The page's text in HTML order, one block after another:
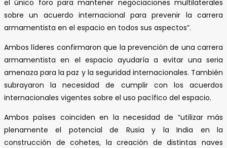
el único foro para mantener negociaciones multilaterales
sobre un acuerdo internacional para prevenir la carrera
armamentista en el espacio en todos sus aspectos”.
Ambos líderes confirmaron que la prevención de una carrera
armamentista en el espacio ayudaría a evitar una seria
amenaza para la paz y la seguridad internacionales. También
subrayaron la necesidad de cumplir con los acuerdos
internacionales vigentes sobre el uso pacífico del espacio.
Ambos países coinciden en la necesidad de “utilizar más
plenamente el potencial de Rusia y la India en la
construcción de cohetes, la creación de distintas naves